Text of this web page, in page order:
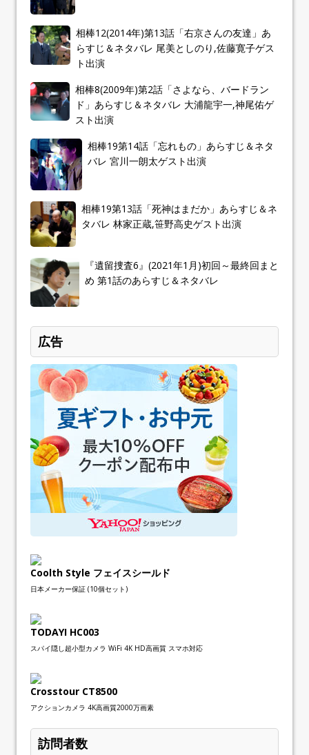
相棒12(2014年)第13話「右京さんの友達」あ
らすじ＆ネタバレ 尾美としのり,佐藤寛子ゲス
ト出演
相棒8(2009年)第2話「さよなら、バードラン
ド」あらすじ＆ネタバレ 大浦龍宇一,神尾佑ゲ
スト出演
相棒19第14話「忘れもの」あらすじ＆ネタ
バレ 宮川一朗太ゲスト出演
相棒19第13話「死神はまだか」あらすじ＆ネ
タバレ 林家正蔵,笹野高史ゲスト出演
『遺留捜査6』(2021年1月)初回～最終回まと
め 第1話のあらすじ＆ネタバレ
広告
Coolth Style フェイスシールド
日本メーカー保証 (10個セット)
TODAYI HC003
スパイ隠し超小型カメラ WiFi 4K HD高画質 スマホ対応
Crosstour CT8500
アクションカメラ 4K高画質2000万画素
訪問者数